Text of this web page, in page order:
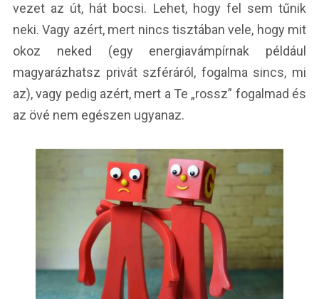
vezet az út, hát bocsi. Lehet, hogy fel sem tűnik
neki. Vagy azért, mert nincs tisztában vele, hogy mit
okoz neked (egy energiavámpírnak például
magyarázhatsz privát szféráról, fogalma sincs, mi
az), vagy pedig azért, mert a Te „rossz” fogalmad és
az övé nem egészen ugyanaz.